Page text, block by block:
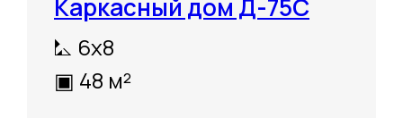
Каркасный дом Д-75С
⛡ 6х8
▣ 48 м²